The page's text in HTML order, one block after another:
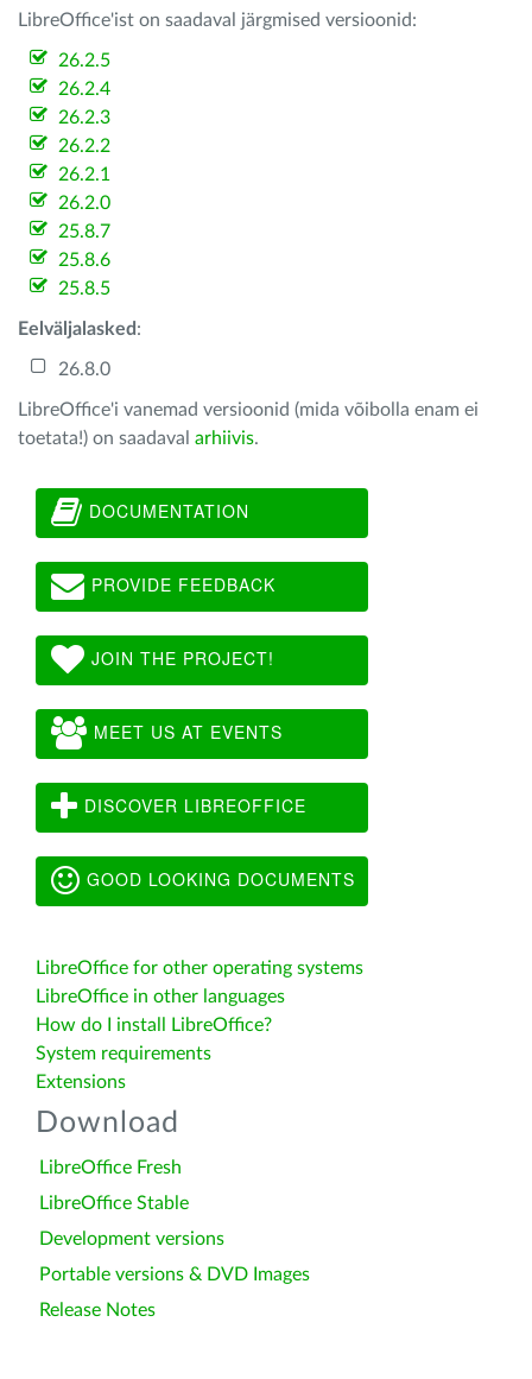
LibreOffice'ist on saadaval järgmised versioonid:
26.2.5
26.2.4
26.2.3
26.2.2
26.2.1
26.2.0
25.8.7
25.8.6
25.8.5
Eelväljalasked :
26.8.0
LibreOffice'i vanemad versioonid (mida võibolla enam ei
toetata!) on saadaval arhiivis.
DOCUMENTATION
PROVIDE FEEDBACK
JOIN THE PROJECT!
MEET US AT EVENTS
DISCOVER LIBREOFFICE
GOOD LOOKING DOCUMENTS
LibreOffice for other operating systems
LibreOffice in other languages
How do I install LibreOffice?
System requirements
Extensions
Download
LibreOffice Fresh
LibreOffice Stable
Development versions
Portable versions & DVD Images
Release Notes